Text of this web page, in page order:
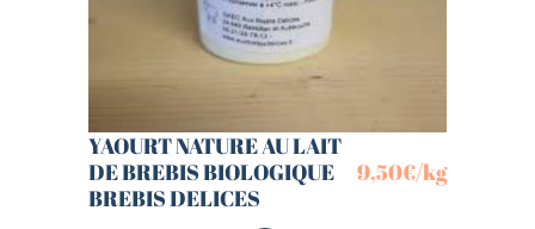
YAOURT NATURE AU LAIT
DE BREBIS BIOLOGIQUE
BREBIS DELICES
9,50€/kg